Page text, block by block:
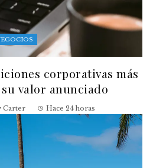
corporativas más
valor anunciado
Carter Hace 24 horas